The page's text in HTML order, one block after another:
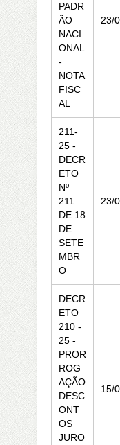
PADR
ÃO
NACI
ONAL
-
NOTA
FISC
AL
23/
211-
25 -
DECR
ETO
Nº
211
DE 18
DE
SETE
MBR
O
23/
DECR
ETO
210 -
25 -
PROR
ROG
AÇÃO
DESC
ONT
OS
JURO
15/